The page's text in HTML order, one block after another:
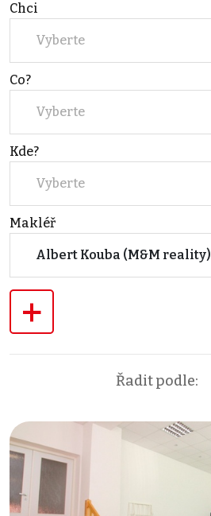
Chci
Vyberte
Co?
Vyberte
Kde?
Vyberte
Makléř
Albert Kouba (M&M reality)
+
Řadit podle: